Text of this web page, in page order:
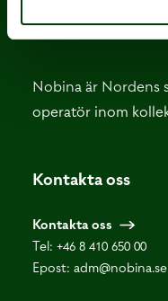
Nobina är Nordens
operatör inom
Kontakta oss
Kontakta oss
Tel: +46 8 410 650 00
Epost: adm@nobina.se